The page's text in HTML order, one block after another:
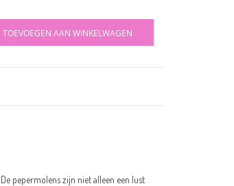
TOEVOEGEN AAN WINKELWAGEN
pepermolens zijn niet alleen een lust